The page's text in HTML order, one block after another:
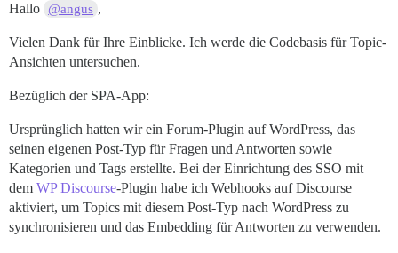
Hallo @angus ,
Vielen Dank für Ihre Einblicke. Ich werde die Codebasis für Topic-
Ansichten untersuchen.
Bezüglich der SPA-App:
Ursprünglich hatten wir ein Forum-Plugin auf WordPress, das
seinen eigenen Post-Typ für Fragen und Antworten sowie
Kategorien und Tags erstellte. Bei der Einrichtung des SSO mit
dem WP Discourse-Plugin habe ich Webhooks auf Discourse
aktiviert, um Topics mit diesem Post-Typ nach WordPress zu
synchronisieren und das Embedding für Antworten zu verwenden.